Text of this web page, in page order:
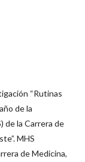
“Rutinas
de la
de la Carrera de
MHS
de Medicina,